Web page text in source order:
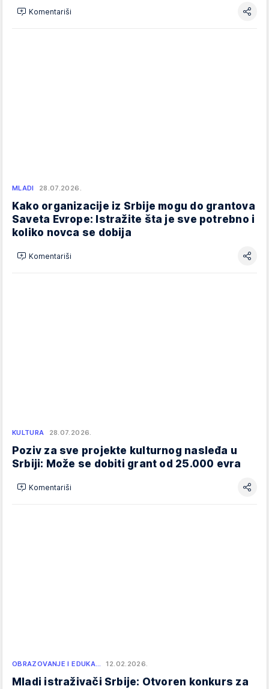
Komentariši
MLADI 28.07.2026.
Kako organizacije iz Srbije mogu do grantova
Saveta Evrope: Istražite šta je sve potrebno i
koliko novca se dobija
Komentariši
KULTURA 28.07.2026.
Poziv za sve projekte kulturnog nasleđa u
Srbiji: Može se dobiti grant od 25.000 evra
Komentariši
OBRAZOVANJE I EDUKA… 12.02.2026.
Mladi istraživači Srbije: Otvoren konkurs za